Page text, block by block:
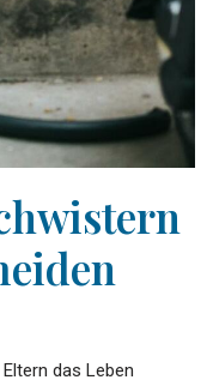
das Leben